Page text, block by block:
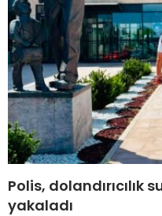
Polis, dolandırıcılık
yakaladı